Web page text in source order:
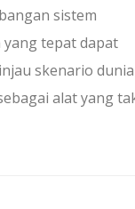
sistem
tepat dapat
skenario dunia
alat yang